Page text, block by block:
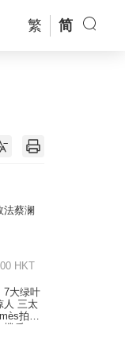
繁 简
法蔡澜
HKT
7大绿叶
人 三太
拍剧
楼后